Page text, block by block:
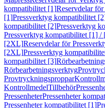
kompatibilitet [1]Reservdelar
[1]Pressverktyg kompatibilitet
kompatibilitet [2]Pressverktyg
Pressverktyg kompatibilitet [1] /
[2XL]Reservdelar för
[2XL]Pressverktyg
kompatibilitet [3]
Rörbearbetningsverktyg
Provtryckningsproppar
KontrollmedelTillbehör
PressenheterPressenheter
Pressenheter kompatibilitet [1]